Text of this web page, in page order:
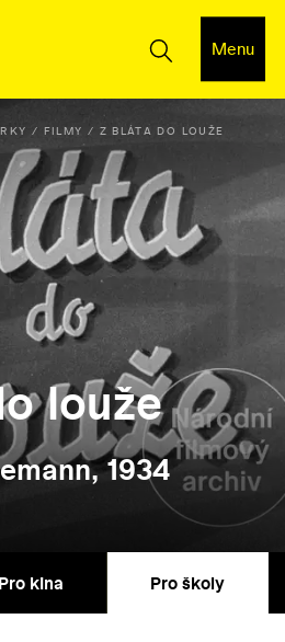
Menu
FILMY Z BLÁTA DO LOUŽE
louže
1934
Pro kina Pro školy